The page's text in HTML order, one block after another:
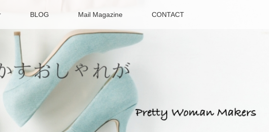
BLOG Mail Magazine CONTACT